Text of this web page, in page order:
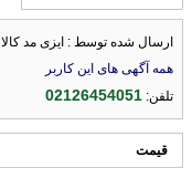
ارسال شده توسط : ایزی مد کالا
همه آگهی های این کاربر
تلفن:02126454051
قیمت